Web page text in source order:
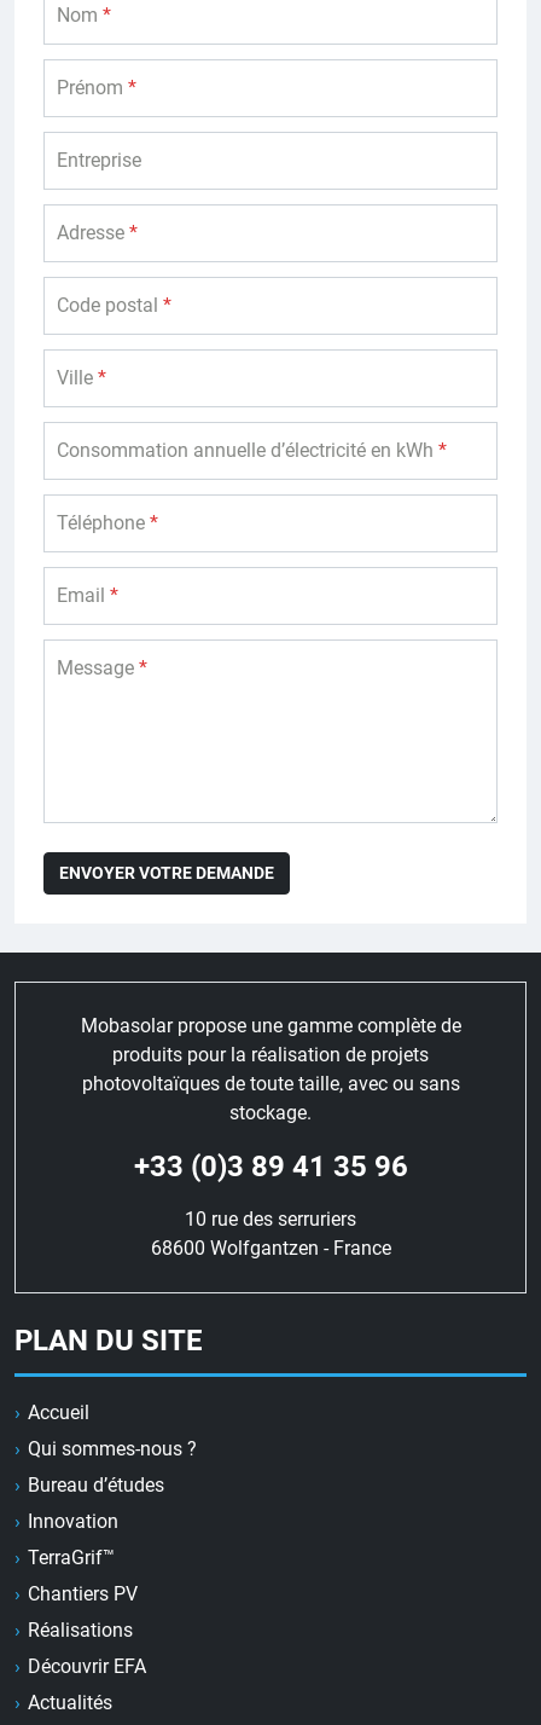
Nom *
Prénom *
Entreprise
Adresse *
Code postal *
Ville *
Consommation annuelle d’électricité en kWh *
Téléphone *
Email *
Message *
Mobasolar propose une gamme complète de
produits pour la réalisation de projets
photovoltaïques de toute taille, avec ou sans
stockage.
+33 (0)3 89 41 35 96
10 rue des serruriers
68600 Wolfgantzen - France
PLAN DU SITE
Accueil
Qui sommes-nous ?
Bureau d’études
Innovation
TerraGrif™
Chantiers PV
Réalisations
Découvrir EFA
Actualités